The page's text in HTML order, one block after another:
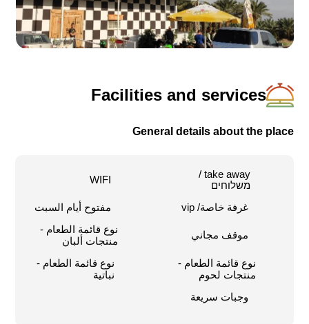
دقيقة من القدس وهو مفتوح كل أيام الأسبوع، وبضمنها الجمعة
والسبت، بالحجز المسبق.
Facilities and services
General details about the place
take away /
משלוחים
WIFI
غرفة خاصة/ vip مفتوح أيام السبت
موقف مجاني
نوع قائمة الطعام -
منتجات ألبان
نوع قائمة الطعام -
منتجات لحوم
نوع قائمة الطعام -
نباتية
وجبات سريعة